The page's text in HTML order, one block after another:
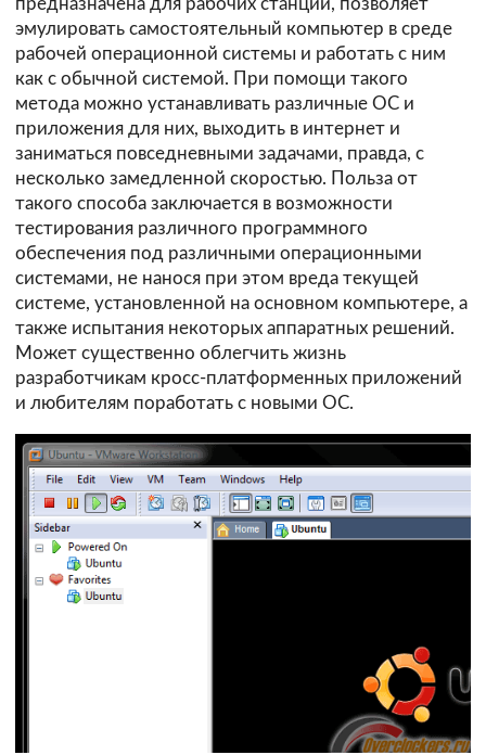
предназначена для рабочих станций, позволяет
эмулировать самостоятельный компьютер в среде
рабочей операционной системы и работать с ним
как с обычной системой. При помощи такого
метода можно устанавливать различные ОС и
приложения для них, выходить в интернет и
заниматься повседневными задачами, правда, с
несколько замедленной скоростью. Польза от
такого способа заключается в возможности
тестирования различного программного
обеспечения под различными операционными
системами, не нанося при этом вреда текущей
системе, установленной на основном компьютере, а
также испытания некоторых аппаратных решений.
Может существенно облегчить жизнь
разработчикам кросс-платформенных приложений
и любителям поработать с новыми ОС.